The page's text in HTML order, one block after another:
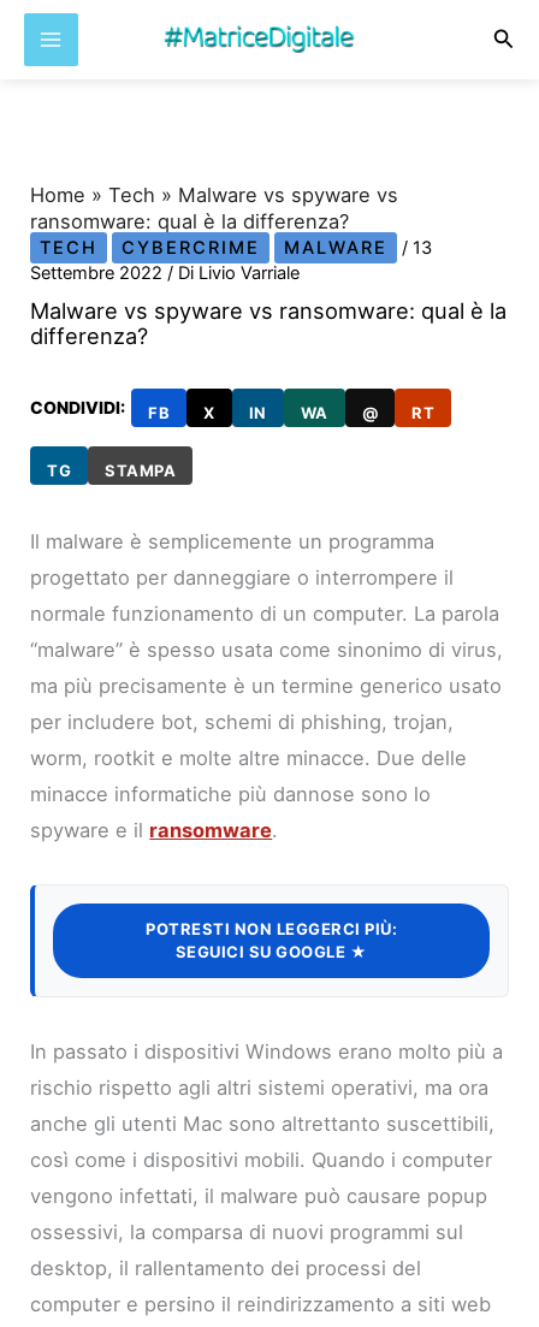
Home »Tech » Malware vs spyware vs
ransomware: qual è la differenza?
TECH CYBERCRIME MALWARE /13
Settembre 2022/ Di Livio Varriale
Malware vs spyware vs ransomware: qual è la
differenza?
CONDIVIDI: FB X IN WA @ RT
TG STAMPA
Il malware è semplicemente un programma
progettato per danneggiare o interrompere il
normale funzionamento di un computer. La parola
“malware” è spesso usata come sinonimo di virus,
ma più precisamente è un termine generico usato
per includere bot, schemi di phishing, trojan,
worm, rootkit e molte altre minacce. Due delle
minacce informatiche più dannose sono lo
spyware e il ransomware.
POTRESTI NON LEGGERCI PIÙ:
SEGUICI SU GOOGLE ★
In passato i dispositivi Windows erano molto più a
rischio rispetto agli altri sistemi operativi, ma ora
anche gli utenti Mac sono altrettanto suscettibili,
così come i dispositivi mobili. Quando i computer
vengono infettati, il malware può causare popup
ossessivi, la comparsa di nuovi programmi sul
desktop, il rallentamento dei processi del
computer e persino il reindirizzamento a siti web